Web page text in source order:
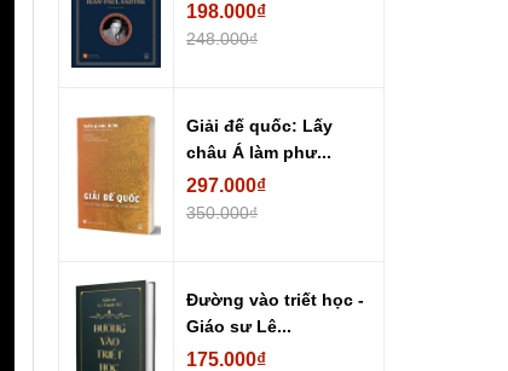
198.000₫
248.000₫
Giải đế quốc: Lấy
châu Á làm phư...
297.000₫
350.000₫
Đường vào triết học -
Giáo sư Lê...
175.000₫